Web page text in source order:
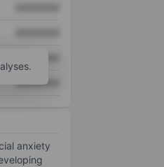
XXXXXXX
anxiety